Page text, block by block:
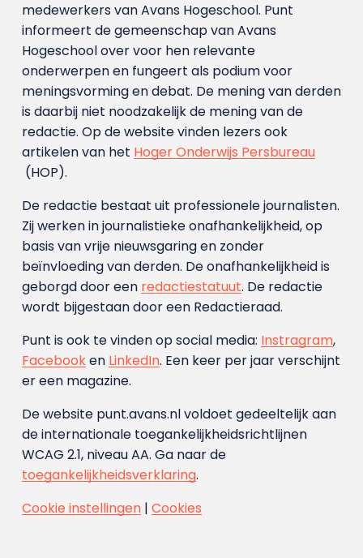
medewerkers van Avans Hoge­school. Punt
informeert de gemeenschap van Avans
Hogeschool over voor hen relevante
onderwerpen en fungeert als podium voor
meningsvorming en debat. De mening van derden
is daarbij niet noodzakelijk de mening van de
redactie. Op de website vinden lezers ook
artikelen van het Hoger Onderwijs Persbureau
(HOP).
De redactie bestaat uit professionele journalisten.
Zij werken in journalistieke onafhankelijkheid, op
basis van vrije nieuwsgaring en zonder
beïnvloeding van derden. De onafhankelijkheid is
geborgd door een redactiestatuut. De redactie
wordt bijgestaan door een Redactieraad.
Punt is ook te vinden op social media: Instragram,
Facebooken LinkedIn. Een keer per jaar verschijnt
er een magazine.
De website punt.avans.nl voldoet gedeeltelijk aan
de internationale toegankelijkheidsrichtlijnen
WCAG 2.1, niveau AA. Ga naar de
toegankelijkheidsverklaring.
Cookie instellingen| Cookies